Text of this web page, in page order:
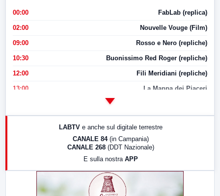
00:00 FabLab (replica)
02:00 Nouvelle Vouge (Film)
09:00 Rosso e Nero (repliche)
10:30 Buonissimo Red Roger (repliche)
12:00 Fili Meridiani (repliche)
13:00 La Mappa dei Piaceri
LABTV e anche sul digitale terrestre
CANALE 84 (in Campania)
CANALE 268 (DDT Nazionale)
E sulla nostra APP